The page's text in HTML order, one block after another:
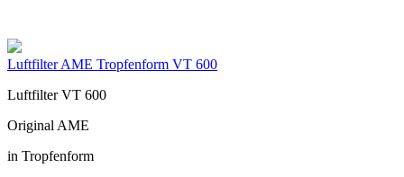
Luftfilter AME Tropfenform VT 600
Luftfilter VT 600
Original AME
in Tropfenform